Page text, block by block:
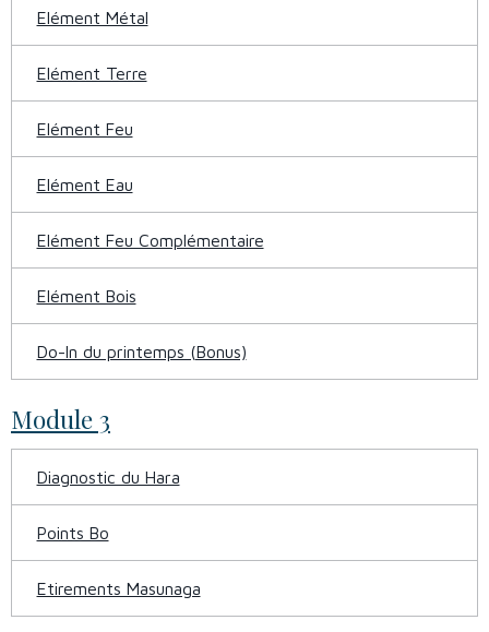
Elément Métal
Elément Terre
Elément Feu
Elément Eau
Elément Feu Complémentaire
Elément Bois
Do-In du printemps (Bonus)
Module 3
Diagnostic du Hara
Points Bo
Etirements Masunaga